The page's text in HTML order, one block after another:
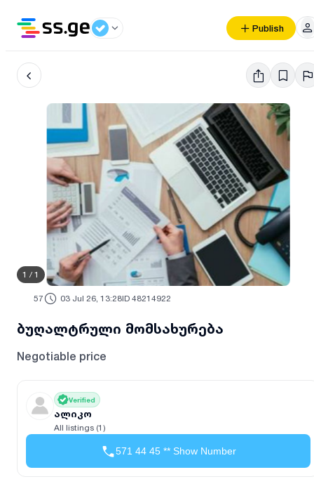
Publish
1 / 1
57 03 Jul 26, 13:28ID 48214922
ბუღალტრული მომსახურება
Negotiable price
Verified
ალიკო
All listings (1)
571 44 45 ** Show Number